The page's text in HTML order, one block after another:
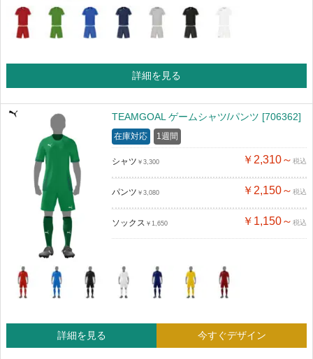
詳細を見る
TEAMGOAL ゲームシャツ/パンツ [706362]
在庫対応 1週間
シャツ ￥3,300 ￥2,310～ 税込
パンツ ￥3,080 ￥2,150～ 税込
ソックス ￥1,650 ￥1,150～ 税込
詳細を見る 今すぐデザイン